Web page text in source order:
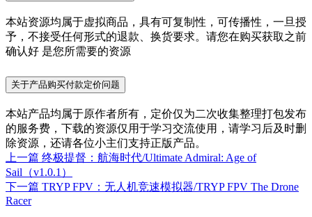
本站资源均属于虚拟商品，具有可复制性，可传播性，一旦授
予，不接受任何形式的退款、换货要求。请您在购买获取之前
确认好 是您所需要的资源
关于产品购买付款定价问题
本站产品均属于原作者所有，定价仅为二次收集整理打包发布
的服务费，下载的资源仅用于学习交流使用，请学习后及时删
除资源，还请各位小主们支持正版产品。
上一篇 终极提督：航海时代/Ultimate Admiral: Age of
Sail（v1.0.1）
下一篇 TRYP FPV：无人机竞速模拟器/TRYP FPV The Drone
Racer